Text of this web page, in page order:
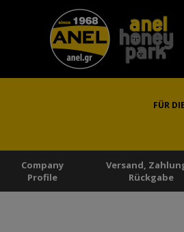
FÜR
Company
Profile
Versand,
Rückgabe